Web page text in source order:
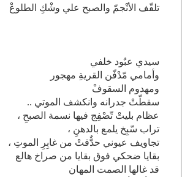
تلقّف الأنْجمّ والصبح علي وشْكِ الطلوعْ
سيدي عبٌود خلفي
وأمامي مّدْفّن القريةِ مهجور
ومهدوم السقوفْ
سقطّتْ جدرانه وانكشف الموتي ..
عظام بليتْ تّصْفِج فيها نسمة الصبحِ ،
تراب سّبِخ يلمع بالدهنِ ،
تجاويف عيوني حدٌّقتْ من غابِرِ الموتِ ،
بقايا ضحكي فوق بقايا من صراخ هالع
قد غالها الصمت المهان